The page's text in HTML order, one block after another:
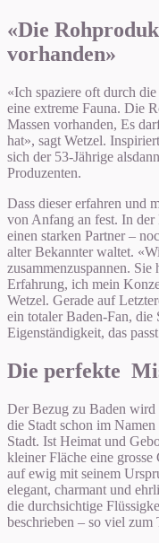
«Die
vorhanden»
«Ich spaziere oft durch
eine extreme Fauna. Die
Massen vorhanden, Es
hat», sagt Wetzel.
sich der 53-Jährige
Produzenten.
Dass dieser erfahren und
von Anfang an fest. In
einen starken Partner –
alter Bekannter waltet.
zusammenzuspannen.
Erfahrung, ich mein
Wetzel. Gerade auf
ein totaler Baden-Fan,
Eigenständigkeit, das
Die perfekte
Der Bezug zu Baden wird
die Stadt schon im
Stadt. Ist Heimat und
kleiner Fläche eine
auf ewig mit seinem
elegant, charmant und
die durchsichtige
beschrieben – so viel zum